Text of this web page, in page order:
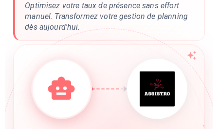
Optimisez votre taux de présence sans effort
manuel. Transformez votre gestion de planning
dès aujourd'hui.